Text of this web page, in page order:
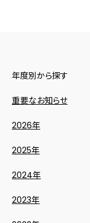
年度別から探す
重要なお知らせ
2026年
2025年
2024年
2023年